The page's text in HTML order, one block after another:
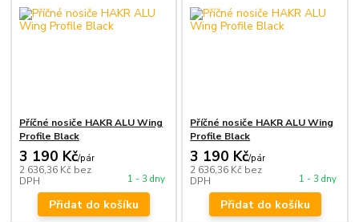
Příčné nosiče HAKR ALU Wing
Profile Black
3 190 Kč/pár
2 636,36 Kč bez
DPH
1 - 3 dny
Přidat do košíku
Příčné nosiče HAKR ALU Wing
Profile Black
3 190 Kč/pár
2 636,36 Kč bez
DPH
1 - 3 dny
Přidat do košíku